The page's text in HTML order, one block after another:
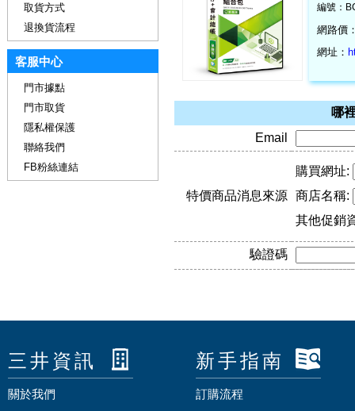
編號：
網路價
網址：
哪
Email
特價商品消息來源
購買網址:
商店名稱:
其他促銷
驗證碼
取貨方式
退換貨流程
客服中心
門市據點
門市取貨
隱私權保護
聯絡我們
FB粉絲連結
三井資訊
關於我們
新手指南
訂購流程